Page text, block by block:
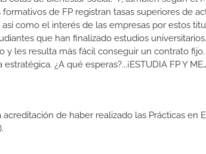
de FP registran tasas superiores de
como el interés de las empresas por estos
que han finalizado estudios
les resulta más fácil conseguir un contrato
¿A qué esperas?...¡ESTUDIA FP Y
de haber realizado las Prácticas en